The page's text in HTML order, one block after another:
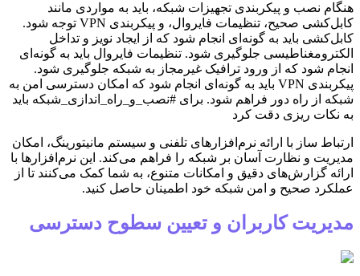
هنگام نصب و پیکربندی تجهیزات شبکه، باید به مواردی مانند
کابل‌کشی صحیح، تنظیمات فایروال، و پیکربندی VPN توجه شود.
کابل‌کشی باید به گونه‌ای انجام شود که از ایجاد نویز و تداخل
الکترومغناطیسی جلوگیری شود. تنظیمات فایروال باید به گونه‌ای
انجام شود که از ورود ترافیک غیرمجاز به شبکه جلوگیری شود.
پیکربندی VPN باید به گونه‌ای انجام شود که امکان دسترسی امن به
شبکه از راه دور فراهم شود. برای #نصب_و_راه_اندازی_شبکه باید
به نکات ریزی دقت کرد
ارتباط ساز با ارائه نرم‌افزارهای تلفنی و سیستم مانیتورینگ، امکان
مدیریت و نظارت آسان بر شبکه را فراهم می‌کند. این نرم‌افزارها با
ارائه گزارش‌های دقیق و امکانات متنوع، به شما کمک می‌کنند تا از
عملکرد صحیح و امن شبکه خود اطمینان حاصل کنید.
مدیریت کاربران و تعیین سطوح دسترسی